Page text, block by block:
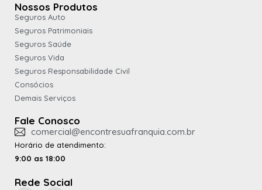
Nossos Produtos
Seguros Auto
Seguros Patrimoniais
Seguros Saúde
Seguros Vida
Seguros Responsabilidade Civil
Consócios
Demais Serviços
Fale Conosco
comercial@encontresuafranquia.com.br
Horário de atendimento:
9:00 as 18:00
Rede Social